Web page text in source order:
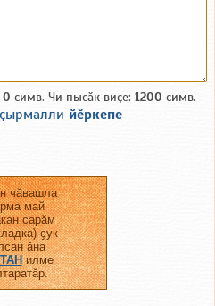
0 симв. Чи пысӑк виҫе: 1200 симв.
йӗркепе
чӑвашла
май
сарӑм
ҫук
ӑна
илме